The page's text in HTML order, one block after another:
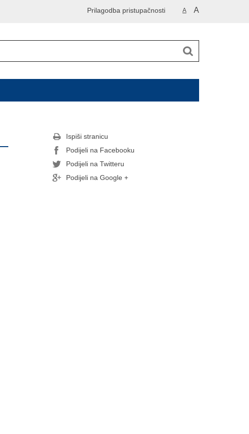
A A
Prilagodba pristupačnosti
Ispiši stranicu
Podijeli na Facebooku
Podijeli na Twitteru
Podijeli na Google +